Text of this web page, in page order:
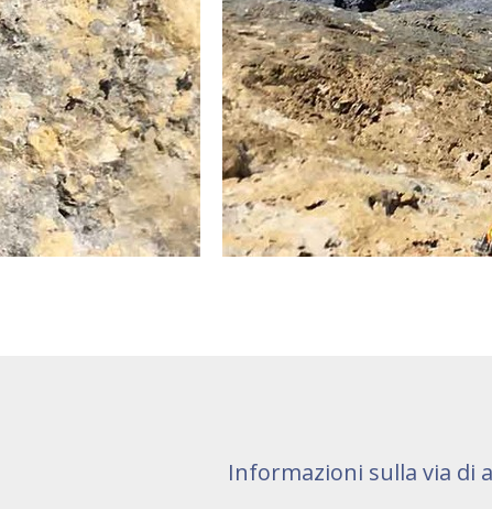
Informazioni sulla via di